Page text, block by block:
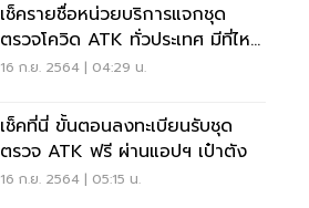
เช็ครายชื่อหน่วยบริการแจกชุด
ตรวจโควิด ATK ทั่วประเทศ มีที่ไหน
บ้าง
16 ก.ย. 2564 | 04:29 น.
เช็คที่นี่ ขั้นตอนลงทะเบียนรับชุด
ตรวจ ATK ฟรี ผ่านแอปฯ เป๋าตัง
16 ก.ย. 2564 | 05:15 น.